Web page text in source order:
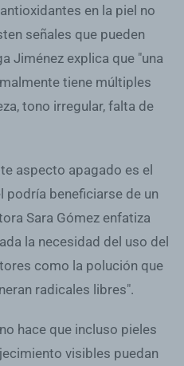
en la piel no
señales que pueden
Jiménez explica que "una
tiene múltiples
tono irregular, falta de
aspecto apagado es el
podría beneficiarse de un
Sara Gómez enfatiza
la necesidad del uso del
como la polución que
radicales libres".
hace que incluso pieles
visibles puedan